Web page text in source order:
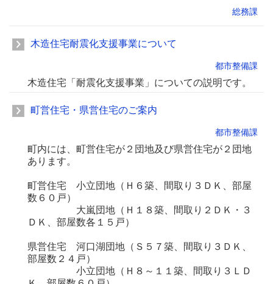
総務課
木造住宅耐震化支援事業について
都市整備課
木造住宅「耐震化支援事業」についての説明です。
町営住宅・県営住宅のご案内
都市整備課
町内には、町営住宅が２団地及び県営住宅が２団地
あります。
町営住宅 小立団地（Ｈ６築、間取り３ＤＫ、部屋
数６０戸）
大嵐団地（Ｈ１８築、間取り２ＤＫ・３
ＤＫ、部屋数各１５戸）
県営住宅 河口湖団地（Ｓ５７築、間取り３ＤＫ、
部屋数２４戸）
小立団地（Ｈ８～１１築、間取り３ＬＤ